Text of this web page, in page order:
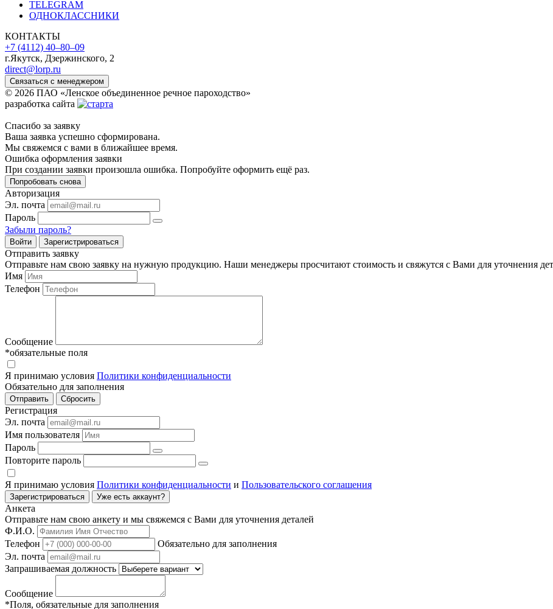
TELEGRAM
ОДНОКЛАССНИКИ
КОНТАКТЫ
+7 (4112) 40‒80‒09
г.Якутск, Дзержинского, 2
direct@lorp.ru
Связаться с менеджером
© 2026 ПАО «Ленское объединенное речное пароходство»
разработка сайта
Спасибо за заявку
Ваша заявка успешно сформирована.
Мы свяжемся с вами в ближайшее время.
Ошибка оформления заявки
При создании заявки произошла ошибка. Попробуйте оформить ещё раз.
Попробовать снова
Авторизация
Эл. почта
Пароль
Забыли пароль?
Войти Зарегистрироваться
Отправить заявку
Отправьте нам свою заявку на нужную продукцию. Наши менеджеры просчитают стоимость и свяжутся с Вами для уточнения
Имя
Телефон
Сообщение
*обязательные поля
Я принимаю условия Политики конфиденциальности
Обязательно для заполнения
Регистрация
Эл. почта
Имя пользователя
Пароль
Повторите пароль
Я принимаю условия Политики конфиденциальности и Пользовательского соглашения
Зарегистрироваться Уже есть аккаунт?
Анкета
Отправьте нам свою анкету и мы свяжемся с Вами для уточнения деталей
Ф.И.О.
Телефон
Обязательно для заполнения
Эл. почта
Запрашиваемая должность
Сообщение
*Поля, обязательные для заполнения